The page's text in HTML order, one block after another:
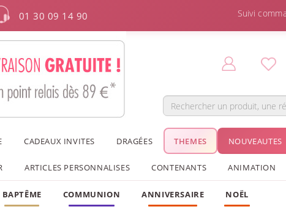
01 30 09 14 90 Suivi
CADEAUX INVITES DRAGÉES THEMES NOUVEAUTES
ARTICLES PERSONNALISES CONTENANTS ANIMATION
BAPTÊME COMMUNION ANNIVERSAIRE NOËL